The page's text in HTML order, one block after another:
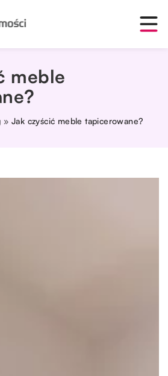
meble
»Jak czyścić meble tapicerowane?